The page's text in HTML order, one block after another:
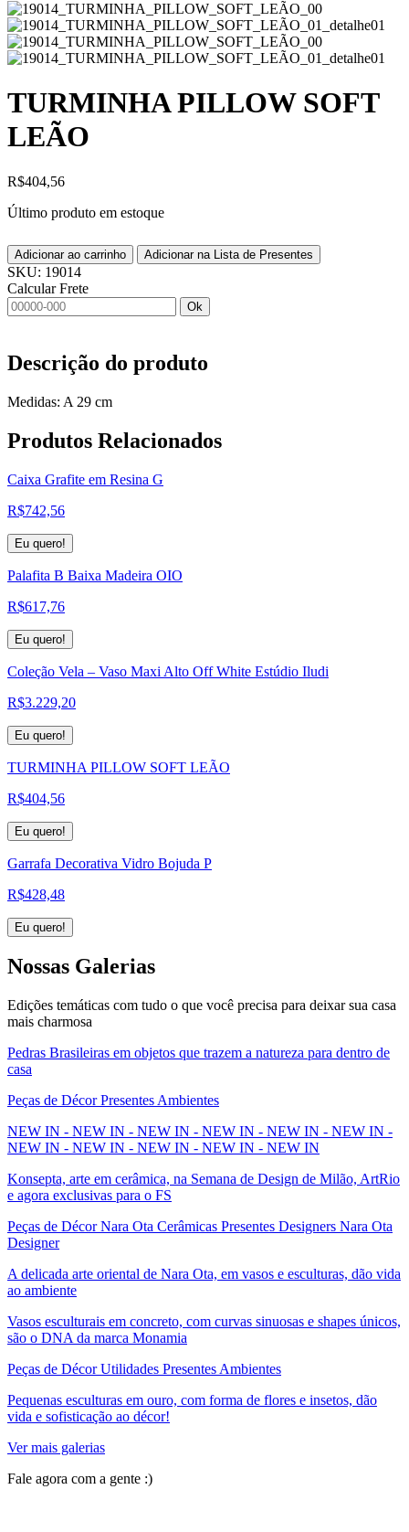
TURMINHA PILLOW SOFT
LEÃO
R$404,56
Último produto em estoque
Adicionar ao carrinho Adicionar na Lista de Presentes
SKU: 19014
Calcular Frete
Ok
Descrição do produto
Medidas: A 29 cm
Produtos Relacionados
Caixa Grafite em Resina G
R$742,56
Eu quero!
Palafita B Baixa Madeira OIO
R$617,76
Eu quero!
Coleção Vela – Vaso Maxi Alto Off White Estúdio Iludi
R$3.229,20
Eu quero!
TURMINHA PILLOW SOFT LEÃO
R$404,56
Eu quero!
Garrafa Decorativa Vidro Bojuda P
R$428,48
Eu quero!
Nossas Galerias
Edições temáticas com tudo o que você precisa para deixar sua casa
mais charmosa
Pedras Brasileiras em objetos que trazem a natureza para dentro de
casa
Peças de Décor Presentes Ambientes
NEW IN - NEW IN - NEW IN - NEW IN - NEW IN - NEW IN -
NEW IN - NEW IN - NEW IN - NEW IN - NEW IN
Konsepta, arte em cerâmica, na Semana de Design de Milão, ArtRio
e agora exclusivas para o FS
Peças de Décor Nara Ota Cerâmicas Presentes Designers Nara Ota
Designer
A delicada arte oriental de Nara Ota, em vasos e esculturas, dão vida
ao ambiente
Vasos esculturais em concreto, com curvas sinuosas e shapes únicos,
são o DNA da marca Monamia
Peças de Décor Utilidades Presentes Ambientes
Pequenas esculturas em ouro, com forma de flores e insetos, dão
vida e sofisticação ao décor!
Ver mais galerias
Fale agora com a gente :)